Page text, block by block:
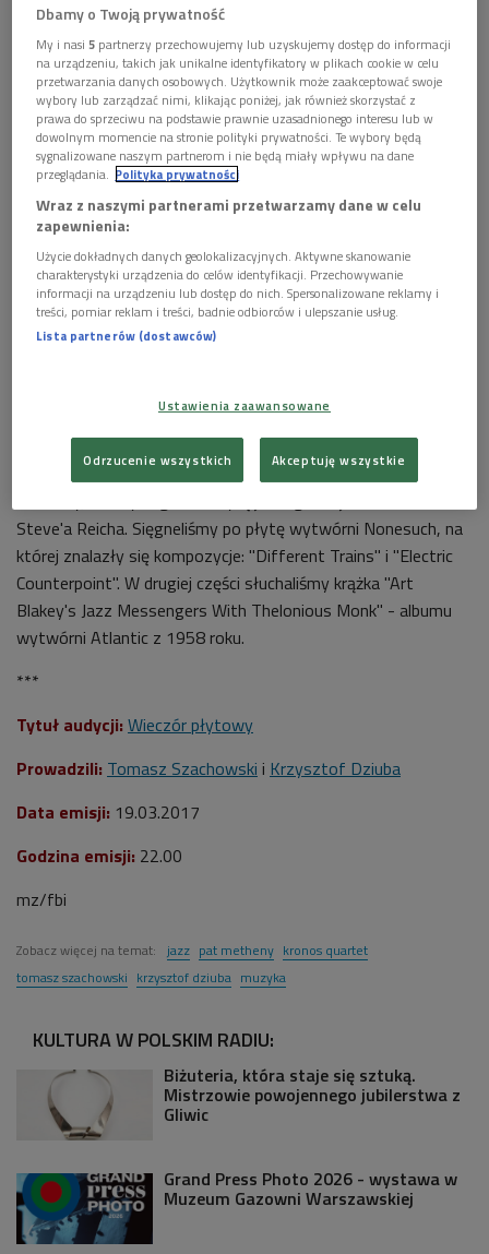
 119'36
Podróż z Patem Methenym i The Jazz Messengers
(Wieczór płytowy/Dwójka)
W pierwszej części audycji czekał nas Kronos Quartet i Pat
Steve'a Reicha. Sięgneliśmy po płytę wytwórni Nonesuch, na
której znalazły się kompozycje: "Different Trains" i "Electric
Counterpoint". W drugiej części słuchaliśmy krążka "Art
Blakey's Jazz Messengers With Thelonious Monk" - albumu
wytwórni Atlantic z 1958 roku.
***
Tytuł audycji: Wieczór płytowy
Prowadzili: Tomasz Szachowski i Krzysztof Dziuba
Data emisji: 19.03.2017
Godzina emisji: 22.00
mz/fbi
Zobacz więcej na temat: jazz pat metheny kronos quartet
tomasz szachowski krzysztof dziuba muzyka
KULTURA W POLSKIM RADIU:
Biżuteria, która staje się sztuką.
Mistrzowie powojennego jubilerstwa z
Gliwic
Grand Press Photo 2026 - wystawa w
Muzeum Gazowni Warszawskiej
Dbamy o Twoją prywatność
My i nasi5 partnerzy przechowujemy lub uzyskujemy dostęp do informacji
na urządzeniu, takich jak unikalne identyfikatory w plikach cookie w celu
przetwarzania danych osobowych. Użytkownik może zaakceptować swoje
wybory lub zarządzać nimi, klikając poniżej, jak również skorzystać z
prawa do sprzeciwu na podstawie prawnie uzasadnionego interesu lub w
dowolnym momencie na stronie polityki prywatności. Te wybory będą
sygnalizowane naszym partnerom i nie będą miały wpływu na dane
przeglądania. Polityka prywatności
Wraz z naszymi partnerami przetwarzamy dane w celu
zapewnienia:
Użycie dokładnych danych geolokalizacyjnych. Aktywne skanowanie
charakterystyki urządzenia do celów identyfikacji. Przechowywanie
informacji na urządzeniu lub dostęp do nich. Spersonalizowane reklamy i
treści, pomiar reklam i treści, badnie odbiorców i ulepszanie usług.
Lista partnerów (dostawców)
Ustawienia zaawansowane
Odrzucenie wszystkich Akceptuję wszystkie